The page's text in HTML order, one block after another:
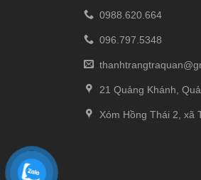
0988.620.664
096.797.5348
21 Quảng Khánh,
Xóm Hồng Thái 2, xã